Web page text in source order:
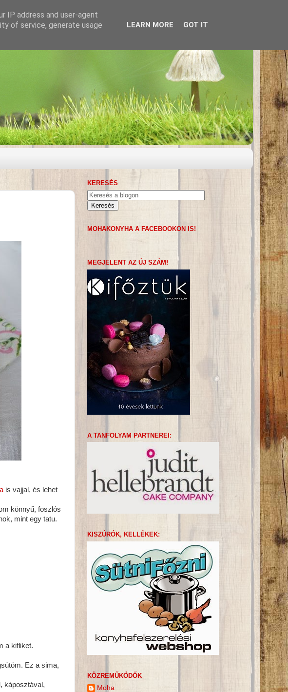
is vajjal, és lehet
könnyű, foszlós
mint egy tatu.
a kifliket.
Ez a sima,
káposztával,
KERESÉS
MOHAKONYHA A FACEBOOKON IS!
MEGJELENT AZ ÚJ SZÁM!
A TANFOLYAM PARTNEREI:
KISZÚRÓK, KELLÉKEK:
KÖZREMŰKÖDŐK
Moha
IP address and user-agent
of service, generate usage
LEARN MORE GOT IT